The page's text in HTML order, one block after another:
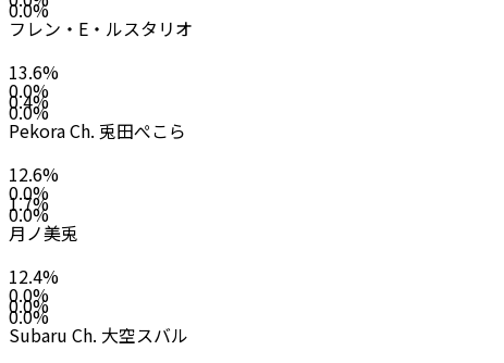
0.0%
フレン・E・ルスタリオ
13.6%
0.0%
0.4%
0.0%
Pekora Ch. 兎田ぺこら
12.6%
0.0%
1.7%
0.0%
月ノ美兎
12.4%
0.0%
0.0%
0.0%
Subaru Ch. 大空スバル